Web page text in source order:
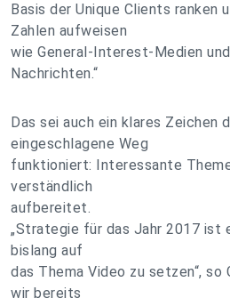
Basis der Unique Clients ranken
Zahlen aufweisen
wie General-Interest-Medien
Nachrichten.“
Das sei auch ein klares Zeichen
eingeschlagene Weg
funktioniert: Interessante
verständlich
aufbereitet.
„Strategie für das Jahr 2017 ist
bislang auf
das Thema Video zu setzen“, so
wir bereits